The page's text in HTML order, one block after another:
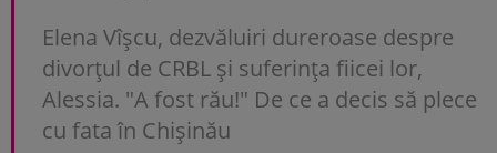
Elena Vîșcu, dezvăluiri dureroase despre
divorțul de CRBL și suferința fiicei lor,
Alessia. "A fost rău!" De ce a decis să plece
cu fata în Chișinău